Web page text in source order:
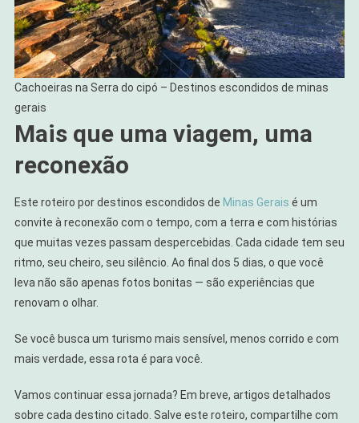
Cachoeiras na Serra do cipó – Destinos escondidos de minas
gerais
Mais que uma viagem, uma
reconexão
Este roteiro por destinos escondidos de Minas Gerais é um
convite à reconexão com o tempo, com a terra e com histórias
que muitas vezes passam despercebidas. Cada cidade tem seu
ritmo, seu cheiro, seu silêncio. Ao final dos 5 dias, o que você
leva não são apenas fotos bonitas — são experiências que
renovam o olhar.
Se você busca um turismo mais sensível, menos corrido e com
mais verdade, essa rota é para você.
Vamos continuar essa jornada? Em breve, artigos detalhados
sobre cada destino citado. Salve este roteiro, compartilhe com